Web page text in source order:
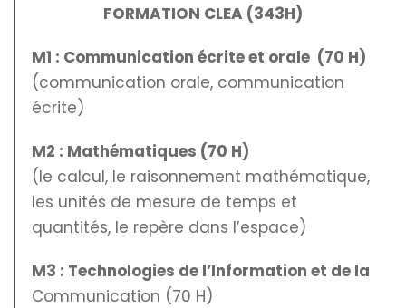
FORMATION CLEA (343H)
M1 : Communication écrite et orale (70 H)
(communication orale, communication
écrite)
M2 : Mathématiques (70 H)
(le calcul, le raisonnement mathématique,
les unités de mesure de temps et
quantités, le repère dans l’espace)
M3 : Technologies de l’Information et de la
Communication (70 H)